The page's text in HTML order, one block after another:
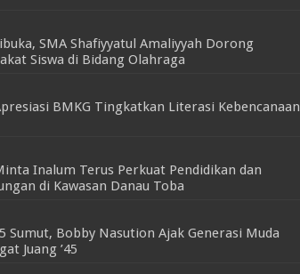
SMA Shafiyyatul Amaliyyah Dorong
Siswa di Bidang Olahraga
BMKG Tingkatkan Literasi Kebencanaan
Inalum Terus Perkuat Pendidikan dan
di Kawasan Danau Toba
Sumut, Bobby Nasution Ajak Generasi Muda
Juang ’45